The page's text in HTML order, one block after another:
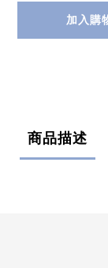
加入購
商品描述